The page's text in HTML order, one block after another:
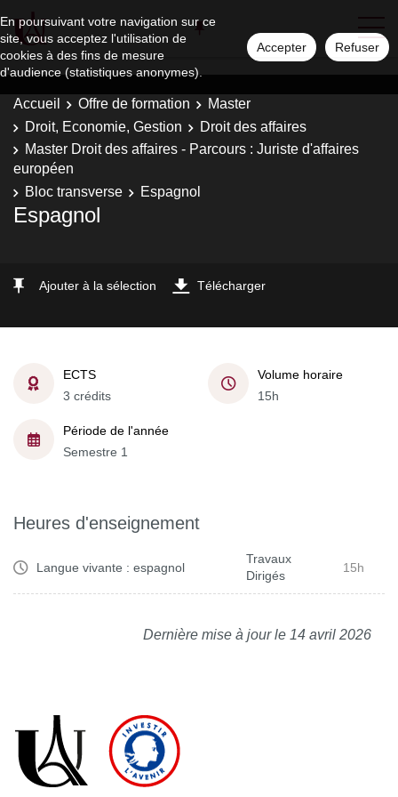
En poursuivant votre navigation sur ce
site, vous acceptez l'utilisation de
cookies à des fins de mesure
d'audience (statistiques anonymes).
Accepter Refuser
Accueil Offre de formation
Master
Droit, Economie, Gestion
Droit des affaires
Master Droit des affaires - Parcours : Juriste d'affaires
européen
Bloc transverse
Espagnol
Espagnol
Ajouter à la sélection Télécharger
ECTS
3 crédits
Volume horaire
15h
Période de l'année
Semestre 1
Heures d'enseignement
Langue vivante : espagnol
Travaux
Dirigés
15h
Dernière mise à jour le 14 avril 2026